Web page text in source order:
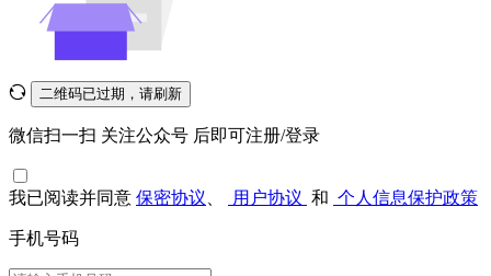
二维码已过期，请刷新
微信扫一扫 关注公众号 后即可注册/登录
我已阅读并同意 保密协议 用户协议 和 个人信息保护政策
手机号码